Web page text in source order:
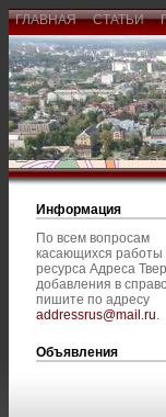
ГЛАВНАЯ СТАТЬИ
Информация
По всем вопросам
касающихся работы
ресурса Адреса
добавления в
пишите по адресу
addressrus@mail.ru.
Объявления